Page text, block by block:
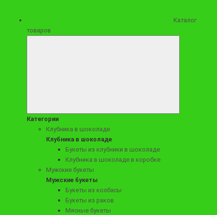
Каталог
товаров
Категории
Клубника в шоколаде
Клубника в шоколаде
Букеты из клубники в шоколаде
Клубника в шоколаде в коробке
Мужские букеты
Мужские букеты
Букеты из колбасы
Букеты из раков
Мясные букеты
"Мясной ящик" Л-размер